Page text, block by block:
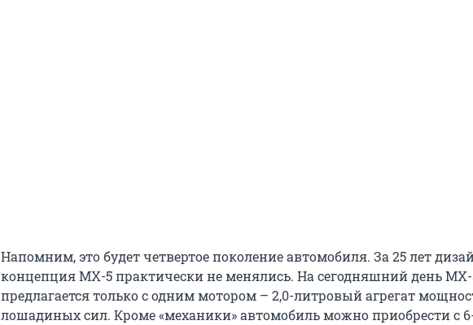
Напомним, это будет четвертое поколение автомобиля. За 25 лет
концепция MX-5 практически не менялись. На сегодняшний день
предлагается только с одним мотором – 2,0-литровый агрегат
лошадиных сил. Кроме «механики» автомобиль можно приобрести с